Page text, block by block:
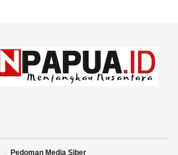
Pedoman Media Siber